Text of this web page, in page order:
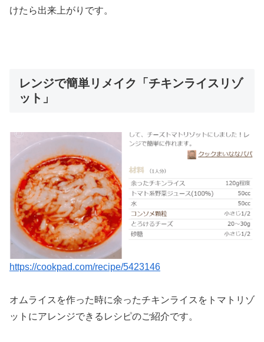
けたら出来上がりです。
レンジで簡単リメイク「チキンライスリゾ
ット」
https://cookpad.com/recipe/5423146
オムライスを作った時に余ったチキンライスをトマトリゾ
ットにアレンジできるレシピのご紹介です。